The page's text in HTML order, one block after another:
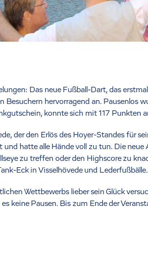
Das neue Fußball-Dart, das
Besuchern hervorragend an. Pausenlos
konnte sich mit 117 Punkten
der den Erlös des Hoyer-Standes für
und hatte alle Hände voll zu tun. Die
zu treffen oder den Highscore zu
Eck in Visselhövede und Lederfußbälle.
Wettbewerbs lieber sein Glück
keine Pausen. Bis zum Ende der